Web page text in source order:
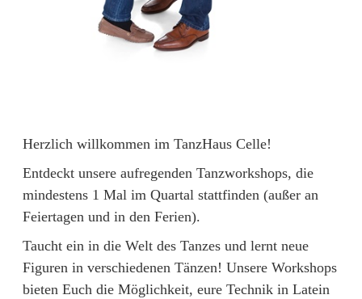
Herzlich willkommen im TanzHaus Celle!
Entdeckt unsere aufregenden Tanzworkshops, die
mindestens 1 Mal im Quartal stattfinden (außer an
Feiertagen und in den Ferien).
Taucht ein in die Welt des Tanzes und lernt neue
Figuren in verschiedenen Tänzen! Unsere Workshops
bieten Euch die Möglichkeit, eure Technik in Latein